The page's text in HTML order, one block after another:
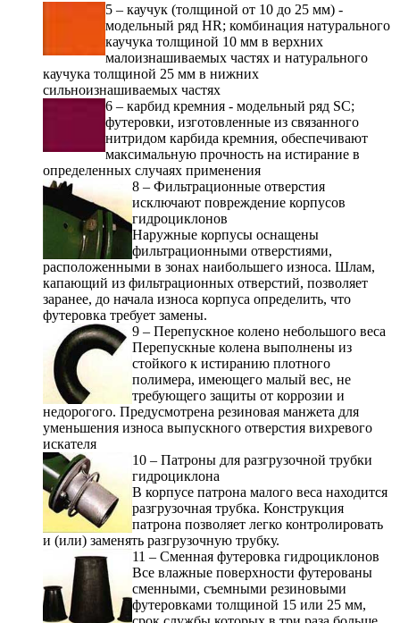
5 – каучук (толщиной от 10 до 25 мм) -
модельный ряд HR; комбинация натурального
каучука толщиной 10 мм в верхних
малоизнашиваемых частях и натурального
каучука толщиной 25 мм в нижних
сильноизнашиваемых частях
6 – карбид кремния - модельный ряд SC;
футеровки, изготовленные из связанного
нитридом карбида кремния, обеспечивают
максимальную прочность на истирание в
определенных случаях применения
8 – Фильтрационные отверстия
исключают повреждение корпусов
гидроциклонов
Наружные корпусы оснащены
фильтрационными отверстиями,
расположенными в зонах наибольшего износа. Шлам,
капающий из фильтрационных отверстий, позволяет
заранее, до начала износа корпуса определить, что
футеровка требует замены.
9 – Перепускное колено небольшого веса
Перепускные колена выполнены из
стойкого к истиранию плотного
полимера, имеющего малый вес, не
требующего защиты от коррозии и
недорогого. Предусмотрена резиновая манжета для
уменьшения износа выпускного отверстия вихревого
искателя
10 – Патроны для разгрузочной трубки
гидроциклона
В корпусе патрона малого веса находится
разгрузочная трубка. Конструкция
патрона позволяет легко контролировать
и (или) заменять разгрузочную трубку.
11 – Сменная футеровка гидроциклонов
Все влажные поверхности футерованы
сменными, съемными резиновыми
футеровками толщиной 15 или 25 мм,